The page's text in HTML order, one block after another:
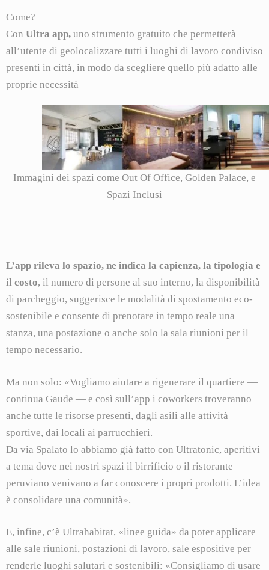
Come?
Con Ultra app, uno strumento gratuito che permetterà
all’utente di geolocalizzare tutti i luoghi di lavoro condiviso
presenti in città, in modo da scegliere quello più adatto alle
proprie necessità
Immagini dei spazi come Out Of Office, Golden Palace, e
Spazi Inclusi
L’app rileva lo spazio, ne indica la capienza, la tipologia e
il costo, il numero di persone al suo interno, la disponibilità
di parcheggio, suggerisce le modalità di spostamento eco-
sostenibile e consente di prenotare in tempo reale una
stanza, una postazione o anche solo la sala riunioni per il
tempo necessario.
Ma non solo: «Vogliamo aiutare a rigenerare il quartiere —
continua Gaude — e così sull’app i coworkers troveranno
anche tutte le risorse presenti, dagli asili alle attività
sportive, dai locali ai parrucchieri.
Da via Spalato lo abbiamo già fatto con Ultratonic, aperitivi
a tema dove nei nostri spazi il birrificio o il ristorante
peruviano venivano a far conoscere i propri prodotti. L’idea
è consolidare una comunità».
E, infine, c’è Ultrahabitat, «linee guida» da poter applicare
alle sale riunioni, postazioni di lavoro, sale espositive per
renderle luoghi salutari e sostenibili: «Consigliamo di usare